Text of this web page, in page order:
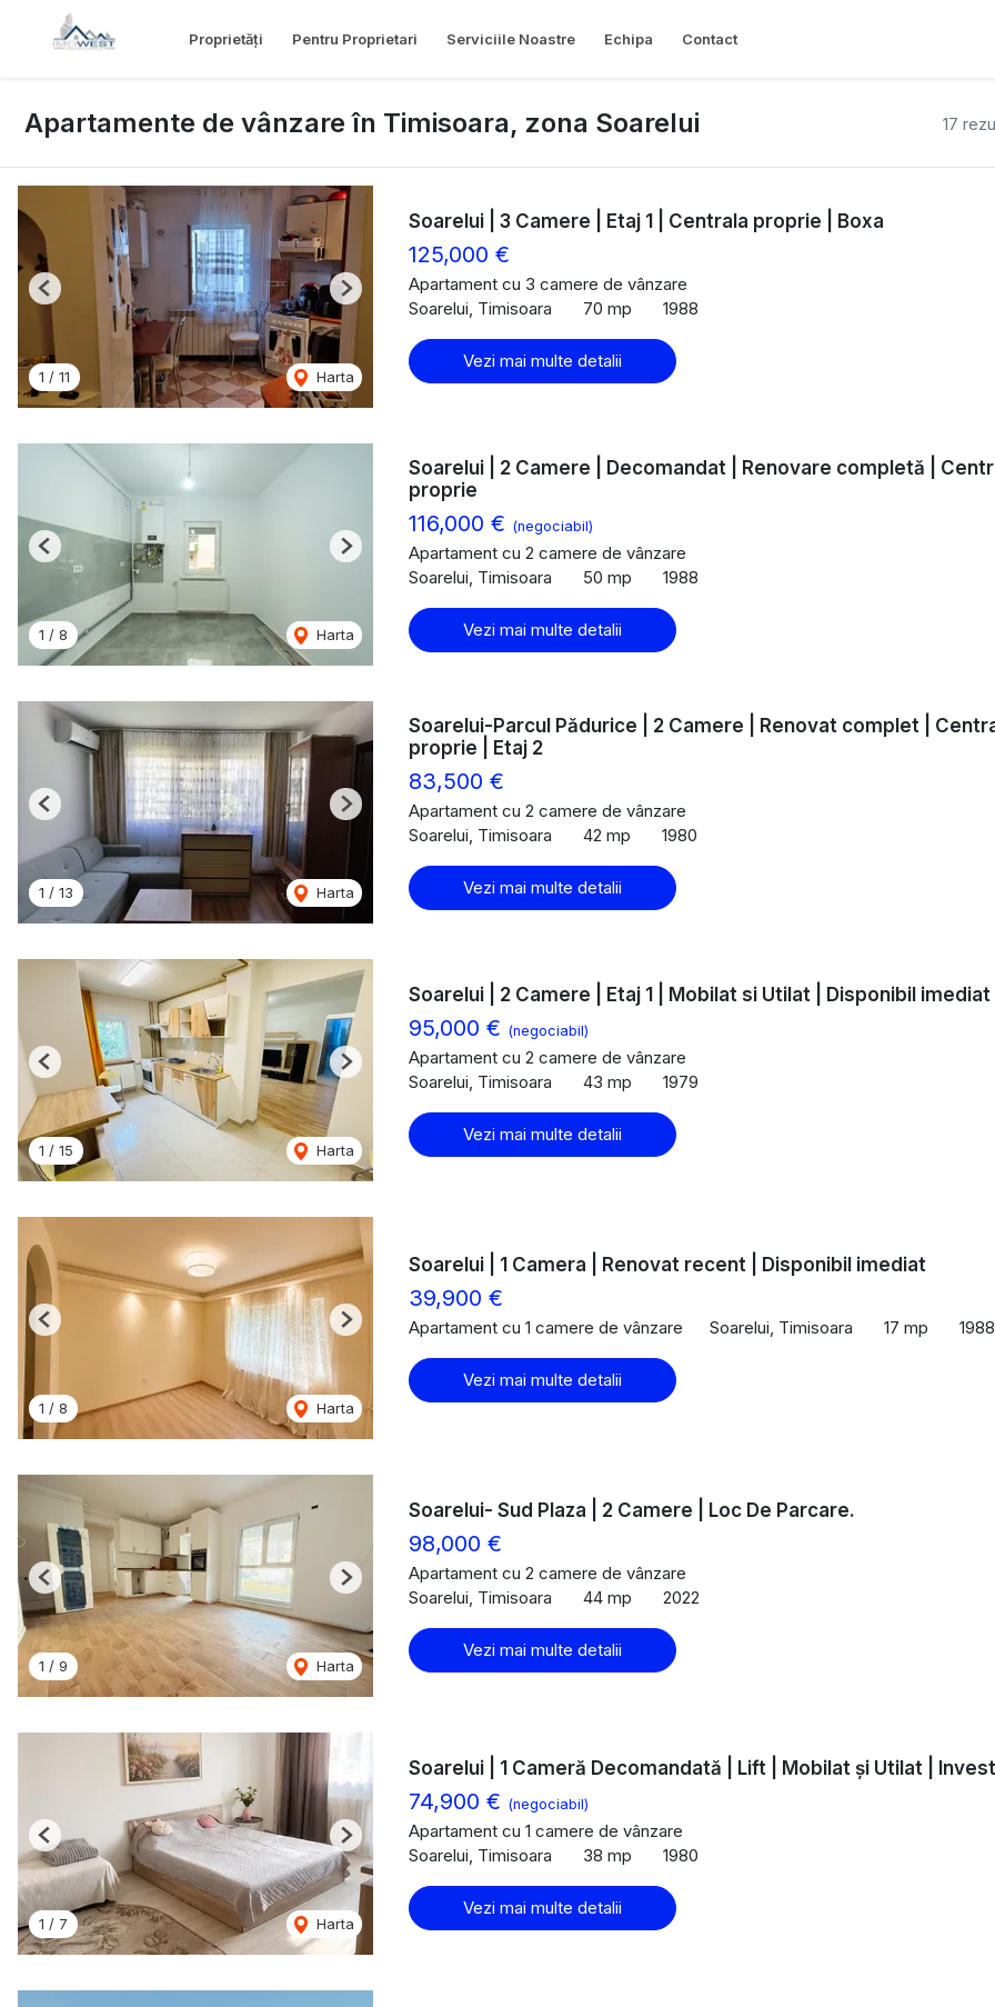
Proprietăți Pentru Proprietari Serviciile Noastre Echipa Contact
17
Apartamente de vânzare în Timisoara, zona Soarelui
1 / 11 Harta
Previous Next
Soarelui | 3 Camere | Etaj 1 | Centrala proprie | Boxa
125,000 €
Apartament cu 3 camere de vânzare
Soarelui, Timisoara
70 mp 1988
Vezi mai multe detalii
1 / 8 Harta
Previous Next
Soarelui | 2 Camere | Decomandat | Renovare completă |
proprie
116,000 € (negociabil)
Apartament cu 2 camere de vânzare
Soarelui, Timisoara
50 mp 1988
Vezi mai multe detalii
1 / 13 Harta
Previous Next
Soarelui-Parcul Pădurice | 2 Camere | Renovat complet |
proprie | Etaj 2
83,500 €
Apartament cu 2 camere de vânzare
Soarelui, Timisoara
42 mp 1980
Vezi mai multe detalii
1 / 15 Harta
Previous Next
Soarelui | 2 Camere | Etaj 1 | Mobilat si Utilat | Disponibil imediat
95,000 € (negociabil)
Apartament cu 2 camere de vânzare
Soarelui, Timisoara
43 mp 1979
Vezi mai multe detalii
1 / 8 Harta
Previous Next
Soarelui | 1 Camera | Renovat recent | Disponibil imediat
39,900 €
Apartament cu 1 camere de vânzare Soarelui, Timisoara 17 mp 1988
Vezi mai multe detalii
1 / 9 Harta
Previous Next
Soarelui- Sud Plaza | 2 Camere | Loc De Parcare.
98,000 €
Apartament cu 2 camere de vânzare
Soarelui, Timisoara
44 mp 2022
Vezi mai multe detalii
1 / 7 Harta
Previous Next
Soarelui | 1 Cameră Decomandată | Lift | Mobilat și Utilat |
74,900 € (negociabil)
Apartament cu 1 camere de vânzare
Soarelui, Timisoara
38 mp 1980
Vezi mai multe detalii